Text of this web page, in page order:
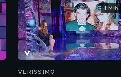
VERISSIMO
1 MIN